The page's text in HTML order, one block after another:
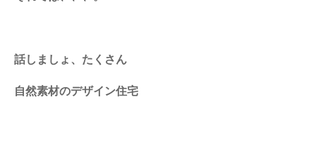
話しましょ、たくさん
自然素材のデザイン住宅